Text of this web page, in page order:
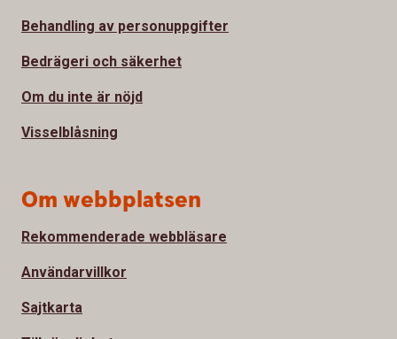
Behandling av personuppgifter
Bedrägeri och säkerhet
Om du inte är nöjd
Visselblåsning
Om webbplatsen
Rekommenderade webbläsare
Användarvillkor
Sajtkarta